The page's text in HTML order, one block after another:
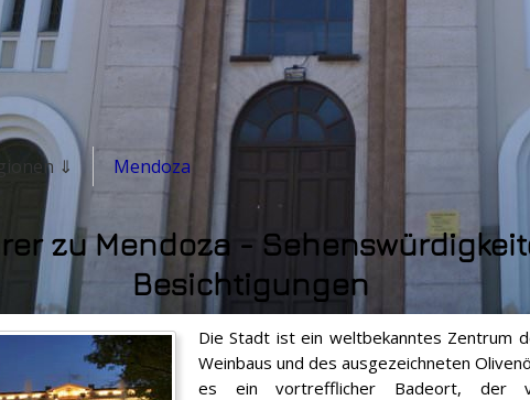
⇓ Mendoza
zu Mendoza -
Besichtigungen
Die Stadt ist ein weltbekanntes Zentrum
Weinbaus und des ausgezeichneten
es ein vortrefflicher Badeort, der